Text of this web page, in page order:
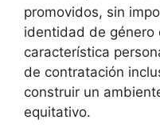
promovidos, sin
identidad de género
característica
de contratación
construir un
equitativo.